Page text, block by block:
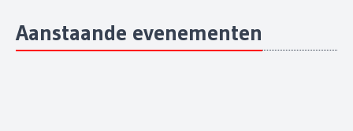
Aanstaande evenementen